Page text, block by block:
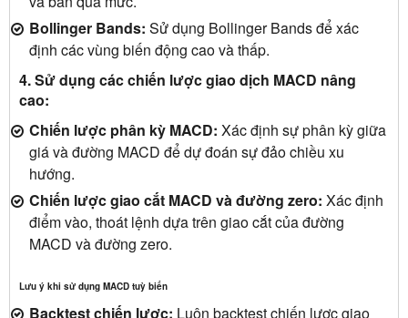
Bollinger Bands: Sử dụng Bollinger Bands để xác
định các vùng biến động cao và thấp.
4. Sử dụng các chiến lược giao dịch MACD nâng
cao:
Chiến lược phân kỳ MACD: Xác định sự phân kỳ giữa
giá và đường MACD để dự đoán sự đảo chiều xu
hướng.
Chiến lược giao cắt MACD và đường zero: Xác định
điểm vào, thoát lệnh dựa trên giao cắt của đường
MACD và đường zero.
Lưu ý khi sử dụng MACD tuỳ biến
Backtest chiến lược: Luôn backtest chiến lược giao